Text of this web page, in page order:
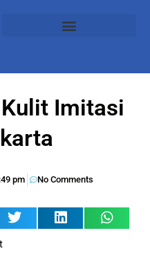
Imitasi
pm No Comments